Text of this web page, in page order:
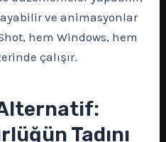
ve animasyonlar
hem Windows, hem
çalışır.
Alternatif:
Tadını